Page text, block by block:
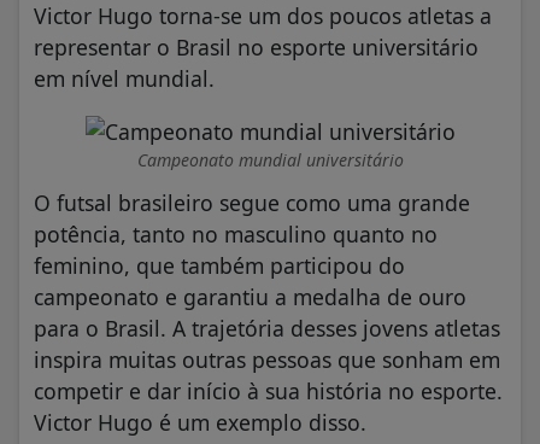
Victor Hugo torna-se um dos poucos atletas a
representar o Brasil no esporte universitário
em nível mundial.
Campeonato mundial universitário
O futsal brasileiro segue como uma grande
potência, tanto no masculino quanto no
feminino, que também participou do
campeonato e garantiu a medalha de ouro
para o Brasil. A trajetória desses jovens atletas
inspira muitas outras pessoas que sonham em
competir e dar início à sua história no esporte.
Victor Hugo é um exemplo disso.